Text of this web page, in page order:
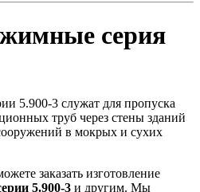
серия
5.900-3 служат для пропуска
труб через стены зданий
в мокрых и сухих
заказать изготовление
5.900-3 и другим. Мы